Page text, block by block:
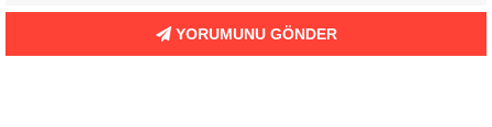
YORUMUNU GÖNDER